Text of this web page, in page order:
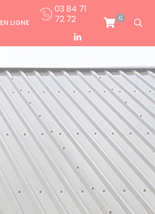
LIGNE
03 84 71
72 72
0